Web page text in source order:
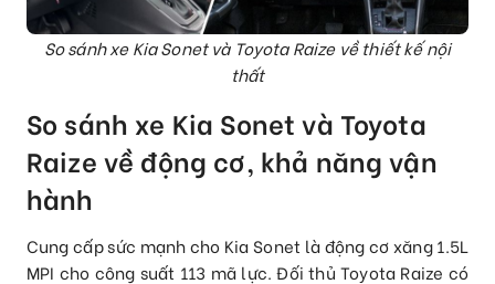
So sánh xe Kia Sonet và Toyota Raize về thiết kế nội
thất
So sánh xe Kia Sonet và Toyota
Raize về động cơ, khả năng vận
hành
Cung cấp sức mạnh cho Kia Sonet là động cơ xăng 1.5L
MPI cho công suất 113 mã lực. Đối thủ Toyota Raize có